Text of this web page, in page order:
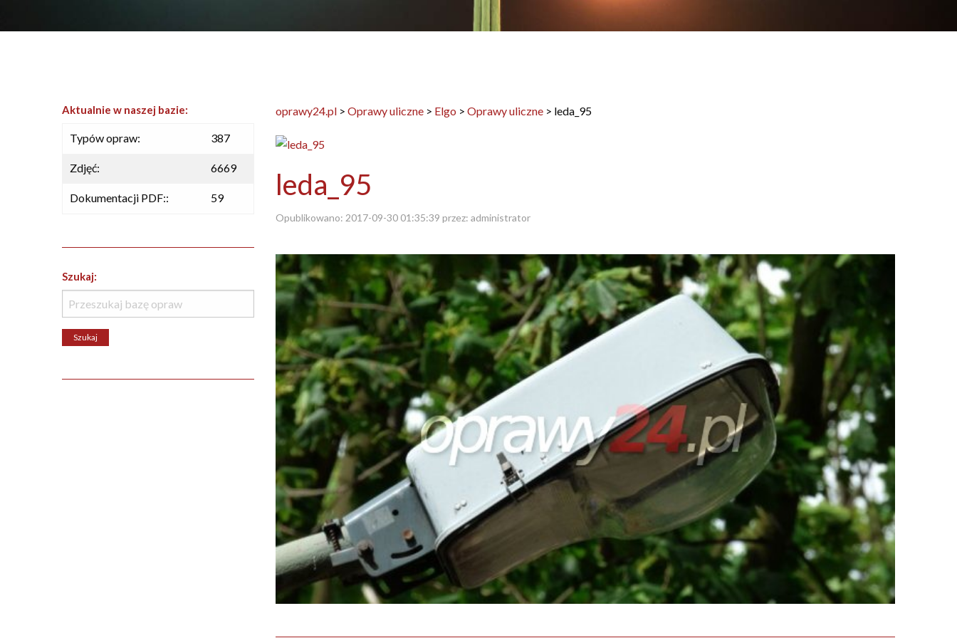
oprawy24.pl > Oprawy uliczne > Elgo > Oprawy uliczne > leda_95
leda_95
Opublikowano: 2017-09-30 01:35:39 przez: administrator
Aktualnie w naszej bazie:
Typów opraw: 387
Zdjęć: 6669
Dokumentacji PDF:: 59
Szukaj: